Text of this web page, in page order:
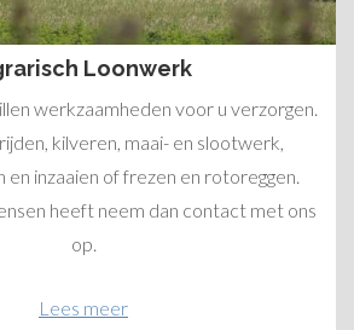
Loonwerk
werkzaamheden voor u verzorgen.
kilveren, maai- en slootwerk,
en inzaaien of frezen en rotoreggen.
heeft neem dan contact met ons
op.
Lees meer